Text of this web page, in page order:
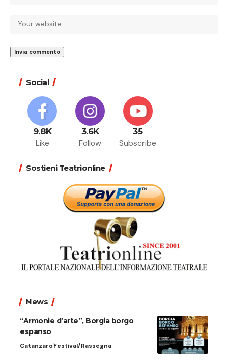
Social
9.8K
Like
3.6K
Follow
35
Subscribe
Sostieni Teatrionline
News
“Armonie d’arte”, Borgia borgo
espanso
CatanzaroFestival/Rassegna